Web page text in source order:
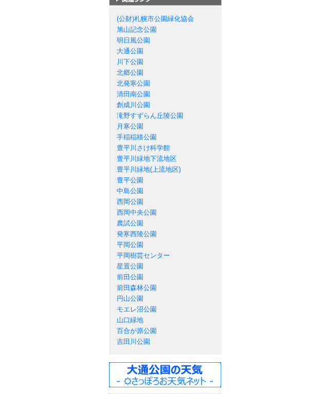
(公財)札幌市公園緑化協会
旭山記念公園
明日風公園
大通公園
川下公園
北郷公園
北発寒公園
清田南公園
創成川公園
滝野すずらん丘陵公園
月寒公園
手稲稲積公園
豊平川さけ科学館
豊平川緑地下流地区
豊平川緑地(上流地区)
豊平公園
中島公園
西岡公園
西岡中央公園
農試公園
発寒西陵公園
平岡公園
平岡樹芸センター
星置公園
前田公園
前田森林公園
円山公園
モエレ沼公園
山口緑地
百合が原公園
吉田川公園